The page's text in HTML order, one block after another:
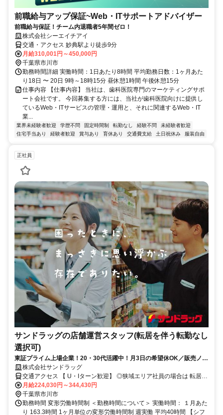
前職給与アップ保証~Web・ITサポートアドバイザー
前職給与保証！チーム内退職者5年間ゼロ！
株式会社シーエイチアイ
交通・アクセス 妙典駅より徒歩9分
月給310,001円～450,000円
千葉県市川市
勤務時間詳細 実働時間：1日あたり8時間 平均勤務日数：1ヶ月あた
り18日 〜 20日 9時～18時15分 昼休憩1時間 午後休憩15分
仕事内容 【仕事内容】 当社は、歯科医院専門のマーケティングサポ
ート会社です。 今回募集する方には、当社が歯科医院向けに提供し
ているWeb・ITサービスの管理・運用と、それに関連するWeb・IT
業...
業界未経験者歓迎 学歴不問 固定時間制 転勤なし 経験不問
未経験者歓迎
住宅手当あり
経験者歓迎 賞与あり 育休あり 交通費支給 土日祝休み 服装自由
正社員
サンドラッグの店舗運営スタッフ(転居を伴う転勤なし
選択可)
東証プライム上場企業！20・30代活躍中！月3日の希望休OK／販売ノル
マなし／年収例32歳SV816万円／販促企画～商品管理など店舗運営がメ
インの仕事
株式会社サンドラッグ
交通アクセス 【 U・Iターン歓迎】 ◎狭域エリア社員の場合は 転居を
伴う転勤はありません。 ◎マイカー通勤OK
月給224,030円～344,430円
千葉県市川市
勤務時間 変形労働時間制 ＜勤務時間について＞ 実働時間： １月あた
り 163.3時間 1ヶ月単位の変形労働時間制 週実働 平均40時間 【シフ